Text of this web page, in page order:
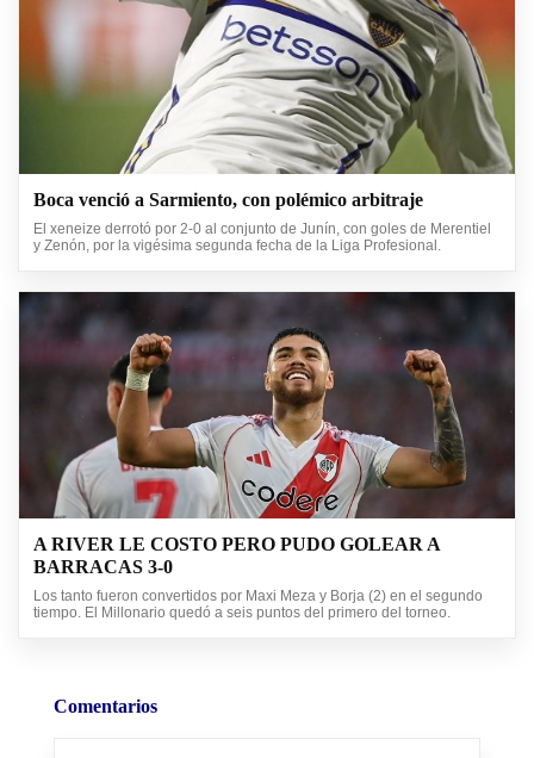
Boca venció a Sarmiento, con polémico arbitraje
El xeneize derrotó por 2-0 al conjunto de Junín, con goles de Merentiel
y Zenón, por la vigésima segunda fecha de la Liga Profesional.
A RIVER LE COSTO PERO PUDO GOLEAR A
BARRACAS 3-0
Los tanto fueron convertidos por Maxi Meza y Borja (2) en el segundo
tiempo. El Millonario quedó a seis puntos del primero del torneo.
Comentarios